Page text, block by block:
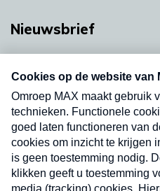
Nieuwsbrief
nieuwsbrief. Elke
uw mailbox.